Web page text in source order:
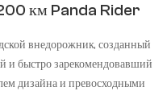
км Panda Rider
внедорожник, созданный
и быстро зарекомендовавший
дизайна и превосходными